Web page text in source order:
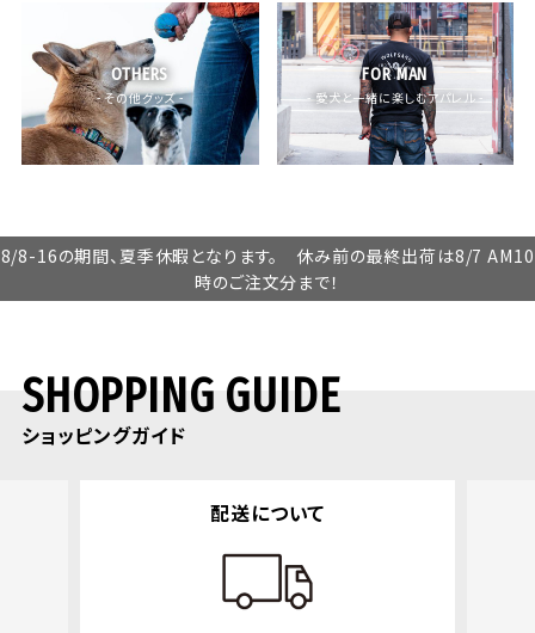
OTHERS
- その他グッズ -
FOR MAN
- 愛犬と一緒に楽しむアパレル -
8/8-16の期間、夏季休暇となります。 休み前の最終出荷は8/7 AM10
時のご注文分まで！
SHOPPING GUIDE
ショッピングガイド